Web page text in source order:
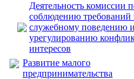
Деятельность комиссии
соблюдению требований
служебному поведению и
урегулированию
интересов
Развитие малого
предпринимательства